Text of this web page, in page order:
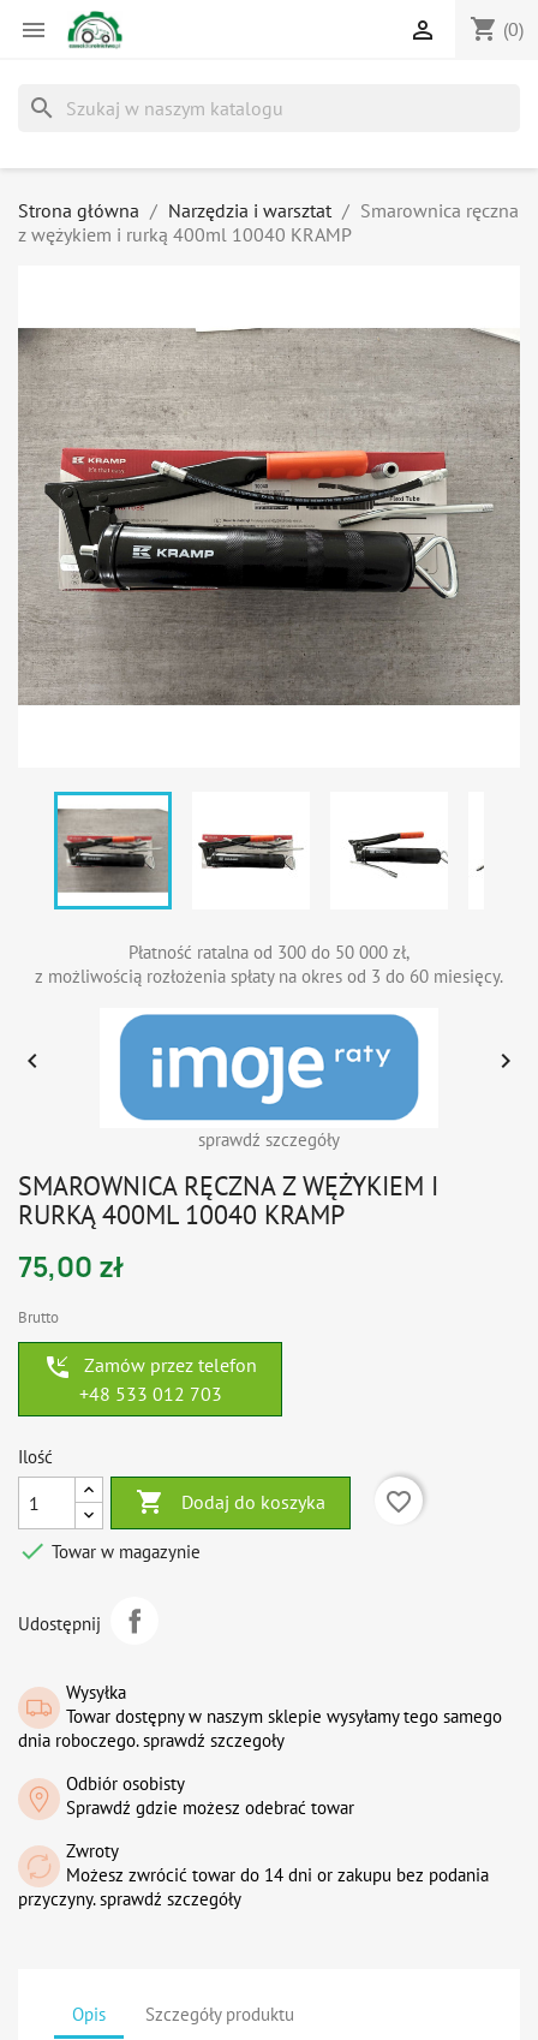
 shopping_cart (0)

search
Strona główna Narzędzia i warsztat
Smarownica ręczna
z wężykiem i rurką 400ml 10040 KRAMP
Płatność ratalna od 300 do 50 000 zł,
z możliwością rozłożenia spłaty na okres od 3 do 60 miesięcy.
sprawdź szczegóły
 
SMAROWNICA RĘCZNA Z WĘŻYKIEM I
RURKĄ 400ML 10040 KRAMP
75,00 zł
Brutto
phone_callback
Zamów przez telefon
+48 533 012 703
Ilość
 Dodaj do koszyka
favorite_border
 Towar w magazynie
Udostępnij
Wysyłka
Towar dostępny w naszym sklepie wysyłamy tego samego
dnia roboczego. sprawdź szczegoły
Odbiór osobisty
Sprawdź gdzie możesz odebrać towar
Zwroty
Możesz zwrócić towar do 14 dni or zakupu bez podania
przyczyny. sprawdź szczegóły
Opis
Szczegóły produktu